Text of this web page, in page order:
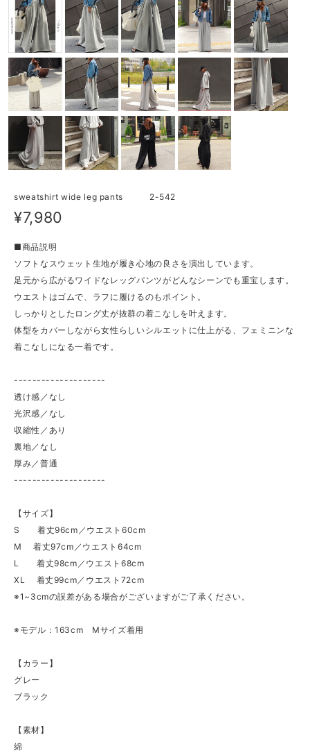
sweatshirt wide leg pants 2-542
¥7,980
■商品説明
ソフトなスウェット生地が履き心地の良さを演出しています。
足元から広がるワイドなレッグパンツがどんなシーンでも重宝します。
ウエストはゴムで、ラフに履けるのもポイント。
しっかりとしたロング丈が抜群の着こなしを叶えます。
体型をカバーしながら女性らしいシルエットに仕上がる、フェミニンな
着こなしになる一着です。
--------------------
透け感／なし
光沢感／なし
収縮性／あり
裏地／なし
厚み／普通
--------------------
【サイズ】
S 着丈96cm／ウエスト60cm
M 着丈97cm／ウエスト64cm
L 着丈98cm／ウエスト68cm
XL 着丈99cm／ウエスト72cm
※1~3cmの誤差がある場合がございますがご了承ください。
※モデル：163cm Mサイズ着用
【カラー】
グレー
ブラック
【素材】
綿